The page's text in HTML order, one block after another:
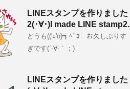
LINEスタンプを作りました
2(･∀･)I made LINE stamp2.
どうも(('ｪ'o)┓ﾍﾟｺ お久しぶりす
ぎです(´-∀-｀；)
LINEスタンプを作りました